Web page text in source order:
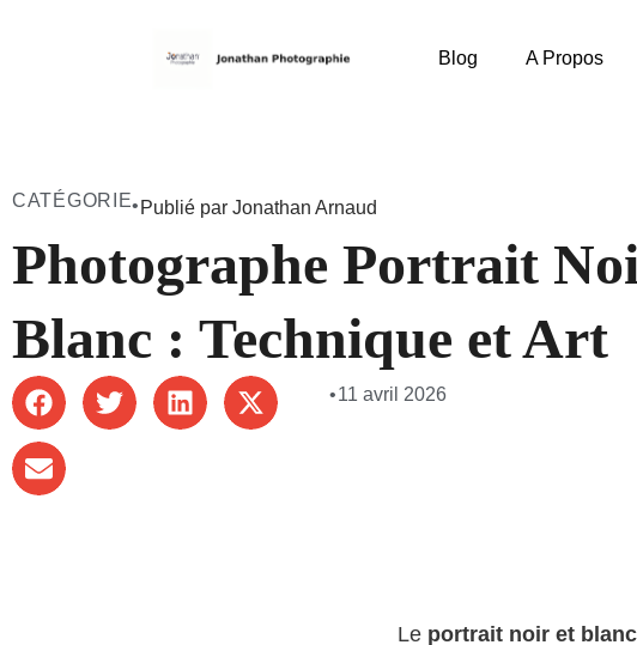
Blog A Propos
CATÉGORIE• Publié par Jonathan Arnaud
Photographe Portrait
Blanc : Technique et Art
•11 avril 2026
Le portrait noir et blanc